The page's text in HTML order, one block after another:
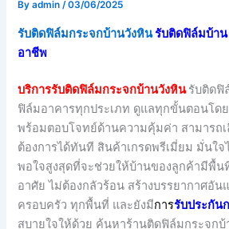
Byadmin/03/06/2025
รับติดฟิล์มกระจกบ้านวังหินรับติดฟิล์มบ้าน
อาชีพ
บริการรับติดฟิล์มกระจกบ้านวังหินรับติดฟิ
ฟิล์มอาคารทุกประเภท ดูแลทุกขั้นตอนโด
พร้อมตอบโจทย์ด้านความคุ้มค่า สามารถ
ต้องการได้ทันที สินค้าเกรดพรีเมี่ยม มั่นใ
พอใจสูงสุดที่จะช่วยให้บ้านของลูกค้ามีพื้น
อาศัย ไม่ต้องกลัวร้อน สร้างบรรยากาศอั
ครอบครัว ทุกพื้นที่ และยังมีการรับประกัน
สบายใจให้ด้วย ค้นหาร้านติดฟิล์มกระจกบ้